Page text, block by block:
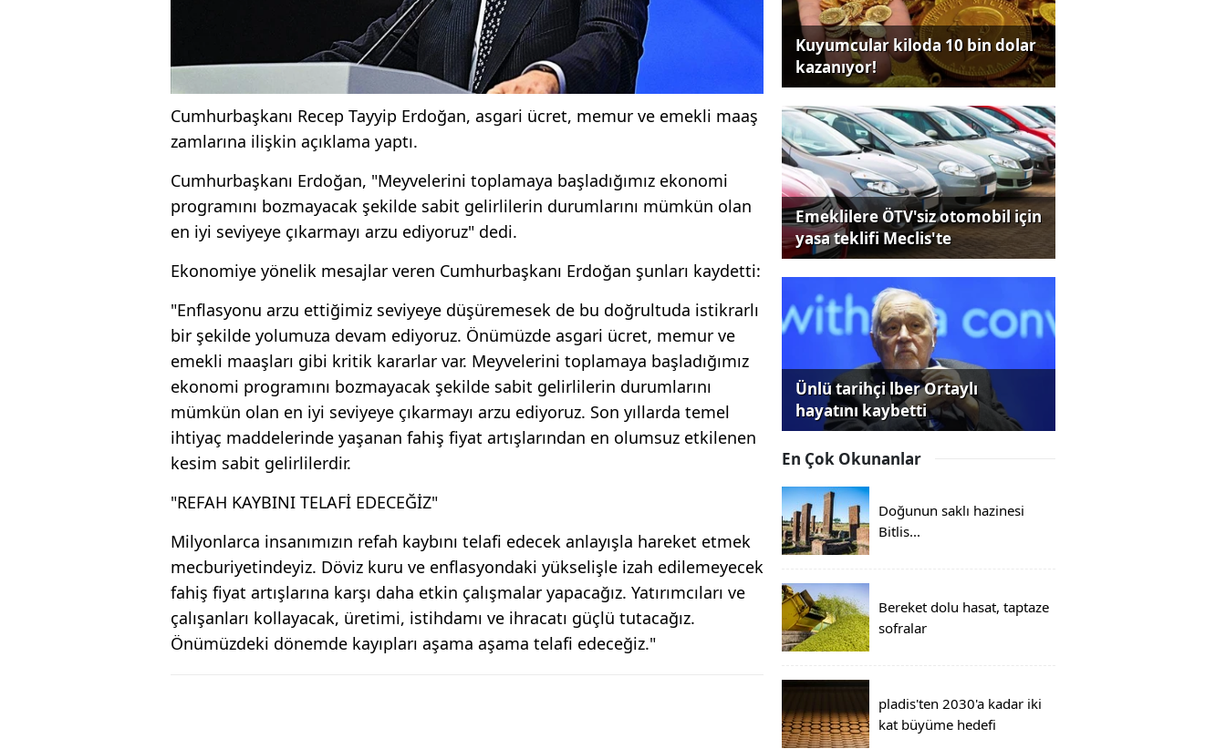
Cumhurbaşkanı Recep Tayyip Erdoğan, asgari ücret, memur ve emekli maaş
zamlarına ilişkin açıklama yaptı.
Cumhurbaşkanı Erdoğan, "Meyvelerini toplamaya başladığımız ekonomi
programını bozmayacak şekilde sabit gelirlilerin durumlarını mümkün olan
en iyi seviyeye çıkarmayı arzu ediyoruz" dedi.
Ekonomiye yönelik mesajlar veren Cumhurbaşkanı Erdoğan şunları kaydetti:
"Enflasyonu arzu ettiğimiz seviyeye düşüremesek de bu doğrultuda istikrarlı
bir şekilde yolumuza devam ediyoruz. Önümüzde asgari ücret, memur ve
emekli maaşları gibi kritik kararlar var. Meyvelerini toplamaya başladığımız
ekonomi programını bozmayacak şekilde sabit gelirlilerin durumlarını
mümkün olan en iyi seviyeye çıkarmayı arzu ediyoruz. Son yıllarda temel
ihtiyaç maddelerinde yaşanan fahiş fiyat artışlarından en olumsuz etkilenen
kesim sabit gelirlilerdir.
"REFAH KAYBINI TELAFİ EDECEĞİZ"
Milyonlarca insanımızın refah kaybını telafi edecek anlayışla hareket etmek
mecburiyetindeyiz. Döviz kuru ve enflasyondaki yükselişle izah edilemeyecek
fahiş fiyat artışlarına karşı daha etkin çalışmalar yapacağız. Yatırımcıları ve
çalışanları kollayacak, üretimi, istihdamı ve ihracatı güçlü tutacağız.
Önümüzdeki dönemde kayıpları aşama aşama telafi edeceğiz."
Kuyumcular kiloda 10 bin dolar
kazanıyor!
Emeklilere ÖTV'siz otomobil için
yasa teklifi Meclis'te
Ünlü tarihçi lber Ortaylı
hayatını kaybetti
En Çok Okunanlar
Doğunun saklı hazinesi
Bitlis...
Bereket dolu hasat, taptaze
sofralar
pladis'ten 2030'a kadar iki
kat büyüme hedefi